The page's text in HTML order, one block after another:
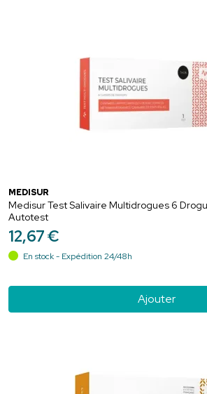
MEDISUR
Medisur Test Salivaire Multidrogues 6
Autotest
12,67€
En stock - Expédition 24/48h
Ajouter